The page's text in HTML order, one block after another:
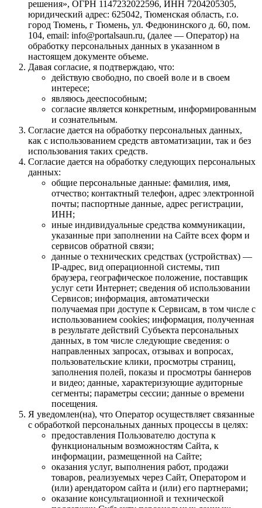
решения», ОГРН 1147232022596, ИНН 7204205305,
юридический адрес: 625042, Тюменская область, г.о.
город Тюмень, г Тюмень, ул. Федюнинского д. 60, пом.
104, email: info@portalsaun.ru, (далее — Оператор) на
обработку персональных данных в указанном в
настоящем документе объеме.
Давая согласие, я подтверждаю, что:
действую свободно, по своей воле и в своем
интересе;
являюсь дееспособным;
согласие является конкретным, информированным
и сознательным.
Согласие дается на обработку персональных данных,
как с использованием средств автоматизации, так и без
использования таких средств.
Согласие дается на обработку следующих персональных
данных:
общие персональные данные: фамилия, имя,
отчество; контактный телефон, адрес электронной
почты; паспортные данные, адрес регистрации,
ИНН;
иные индивидуальные средства коммуникации,
указанные при заполнении на Сайте всех форм и
сервисов обратной связи;
данные о технических средствах (устройствах) —
IP-адрес, вид операционной системы, тип
браузера, географическое положение, поставщик
услуг сети Интернет; сведения об использовании
Сервисов; информация, автоматически
получаемая при доступе к Сервисам, в том числе с
использованием cookies; информация, полученная
в результате действий Субъекта персональных
данных, в том числе следующие сведения: о
направленных запросах, отзывах и вопросах,
пользовательские клики, просмотры страниц,
заполнения полей, показы и просмотры баннеров
и видео; данные, характеризующие аудиторные
сегменты; параметры сессии; данные о времени
посещения.
Я уведомлен(на), что Оператор осуществляет связанные
с обработкой персональных данных процессы в целях:
предоставления Пользователю доступа к
функциональным возможностям Сайта, к
информации, размещенной на Сайте;
оказания услуг, выполнения работ, продажи
товаров, реализуемых через Сайт, Оператором и
(или) арендатором сайта и (или) его партнерами;
оказание консультационной и технической